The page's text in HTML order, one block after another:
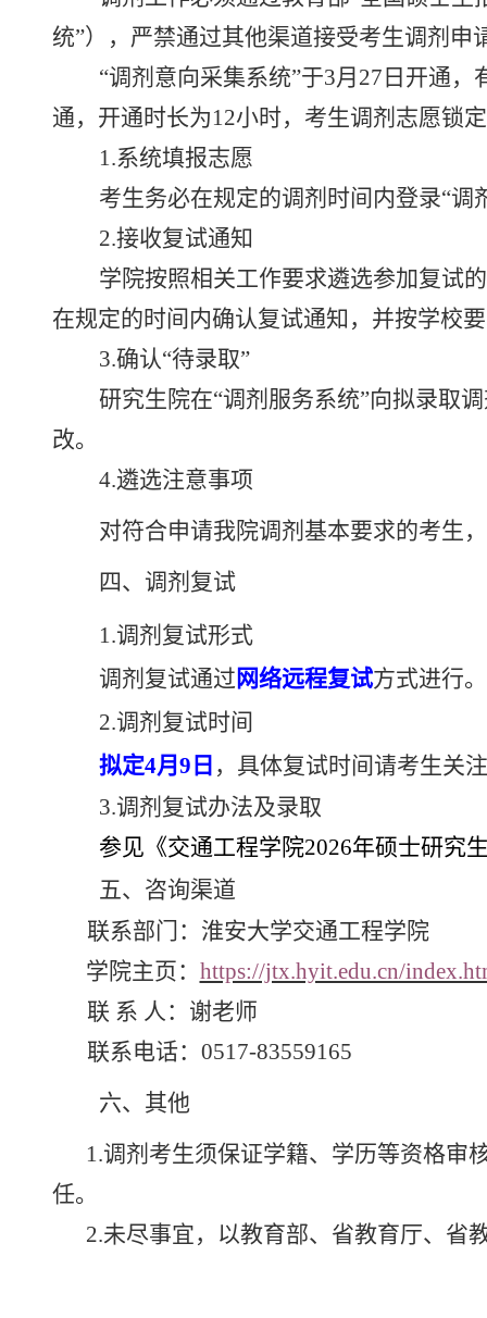
统”），严禁通过其他渠道接受考生调剂申
“调剂意向采集系统”于3月 27 日开通，
通，开通时长为12小时，考生调剂志愿锁
1.系统填报志愿
考生务必在规定的调剂时间内登录“调
2.接收复试通知
学院按照相关工作要求遴选参加复试
在规定的时间内确认复试通知，并按学校
3.确认“待录取”
研究生院在“调剂服务系统”向拟录取
改。
4.遴选注意事项
对符合申请我院调剂基本要求的考生
四、调剂复试
1.调剂复试形式
调剂复试通过 网络远程复试方式进行。
2.调剂复试时间
拟定4月9日 ， 具体复试时间请考生关
3.调剂复试办法及录取
参见《交通工程学院2026年硕士研究
五、 咨询渠道
联系部门： 淮安大学交通工程学院
学院主页： https://jtx.hyit.edu.cn/
联 系 人：谢老师
联系电话： 0517-83559165
六、 其他
1.调剂考生须保证学籍、学历等资格审
任。
2.未尽事宜，以教育部、省教育厅、省